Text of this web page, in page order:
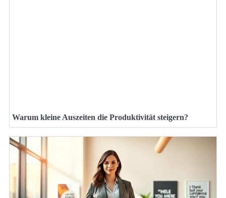
Warum kleine Auszeiten die Produktivität steigern?